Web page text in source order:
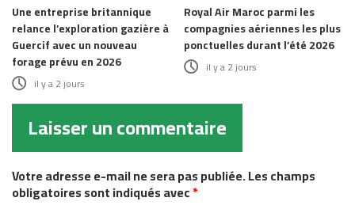
Une entreprise britannique
relance l’exploration gazière à
Guercif avec un nouveau
forage prévu en 2026
il y a 2 jours
Royal Air Maroc parmi les
compagnies aériennes les plus
ponctuelles durant l’été 2026
il y a 2 jours
Laisser un commentaire
Votre adresse e-mail ne sera pas publiée.Les champs
obligatoires sont indiqués avec*